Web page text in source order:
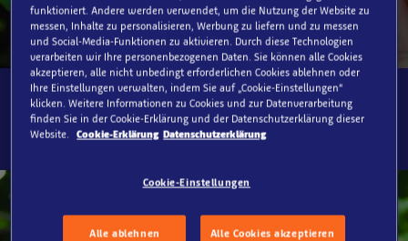
SEA LIFE Oberhausen, Mangroven hautnah
funktioniert. Andere werden verwendet, um die Nutzung der Website zu
messen, Inhalte zu personalisieren, Werbung zu liefern und zu messen
und Social-Media-Funktionen zu aktivieren. Durch diese Technologien
verarbeiten wir Ihre personenbezogenen Daten. Sie können alle Cookies
akzeptieren, alle nicht unbedingt erforderlichen Cookies ablehnen oder
Ihre Einstellungen verwalten, indem Sie auf „Cookie-Einstellungen“
klicken. Weitere Informationen zu Cookies und zur Datenverarbeitung
finden Sie in der Cookie-Erklärung und der Datenschutzerklärung dieser
Website.
Cookie-Erklärung Datenschutzerklärung
Cookie-Einstellungen
Alle ablehnen Alle Cookies akzeptieren